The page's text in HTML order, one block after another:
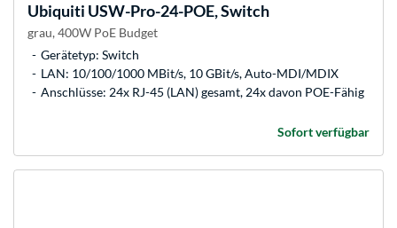
Ubiquiti USW-Pro-24-POE, Switch
grau, 400W PoE Budget
Gerätetyp: Switch
LAN: 10/100/1000 MBit/s, 10 GBit/s, Auto-MDI/MDIX
Anschlüsse: 24x RJ-45 (LAN) gesamt, 24x davon POE-Fähig
Sofort verfügbar